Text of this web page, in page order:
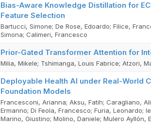
Bias-Aware Knowledge Distillation for
Feature Selection
Bartucci, Simone; De Rose, Edoardo; Filice,
Simona; Calimeri, Francesco
Prior-Gated Transformer Attention for
Milia, Mikele; Tshimanga, Louis Fabrice; Atzori,
Deployable Health AI under Real-World
Foundation Models
Francesconi, Arianna; Aksu, Fatih; Caragliano,
Ermanno; Di Feola, Francesco; Furia, Leonardo;
Marino, Giustino; Molino, Daniele; Mulero Ayllón,